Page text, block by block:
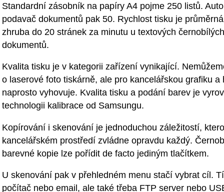
Standardní zásobník na papíry A4 pojme 250 listů.
podavač dokumentů pak 50. Rychlost tisku je
zhruba do 20 stránek za minutu u textových
dokumentů.
Kvalita tisku je v kategorii zařízení vynikající.
o laserové foto tiskárně, ale pro kancelářskou grafiku a
naprosto vyhovuje. Kvalita tisku a podání barev je
technologii kalibrace od Samsungu.
Kopírování i skenování je jednoduchou záležitostí,
kancelářském prostředí zvládne opravdu každý.
barevné kopie lze pořídit de facto jediným tlačítkem.
U skenování pak v přehledném menu stačí vybrat cíl.
počítač nebo email, ale také třeba FTP server nebo